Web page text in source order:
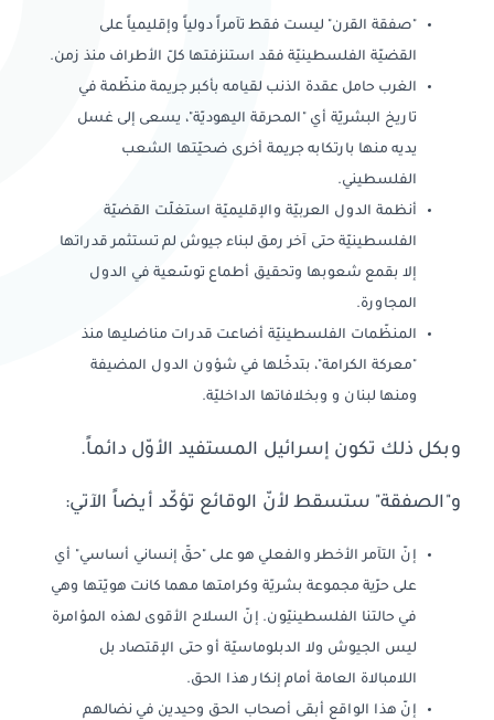
"صفقة القرن" ليست فقط تآمراً دولياً وإقليمياً على
القضيّة الفلسطينيّة فقد استنزفتها كلّ الأطراف منذ زمن.
الغرب حامل عقدة الذنب لقيامه بأكبر جريمة منظّمة في
تاريخ البشريّة أي "المحرقة اليهوديّة"، يسعى إلى غسل
يديه منها بارتكابه جريمة أخرى ضحيّتها الشعب
الفلسطيني.
أنظمة الدول العربيّة والإقليميّة استغلّت القضيّة
الفلسطينيّة حتى آخر رمق لبناء جيوش لم تستثمر قدراتها
إلا بقمع شعوبها وتحقيق أطماع توسّعية في الدول
المجاورة.
المنظّمات الفلسطينيّة أضاعت قدرات مناضليها منذ
"معركة الكرامة"، بتدخّلها في شؤون الدول المضيفة
ومنها لبنان و وبخلافاتها الداخليّة.
وبكل ذلك تكون إسرائيل المستفيد الأوّل دائماً.
و"الصفقة" ستسقط لأنّ الوقائع تؤكّد أيضاً الآتي:
إنّ التآمر الأخطر والفعلي هو على "حقّ إنساني أساسي" أي
على حرّية مجموعة بشريّة وكرامتها مهما كانت هويّتها وهي
في حالتنا الفلسطينيّون. إنّ السلاح الأقوى لهذه المؤامرة
ليس الجيوش ولا الدبلوماسيّة أو حتى الإقتصاد بل
اللامبالاة العامة أمام إنكار هذا الحق.
إنّ هذا الواقع أبقى أصحاب الحق وحيدين في نضالهم